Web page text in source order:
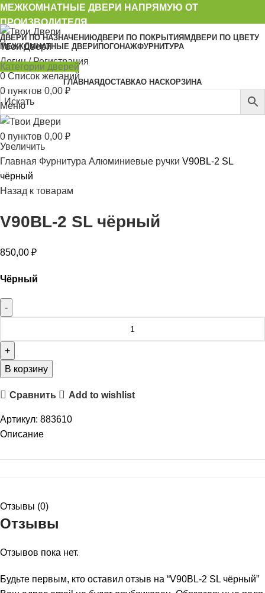
МЕЖКОМНАТНЫЕ ДВЕРИ НАПРЯМУЮ ОТ
ПРОИЗВОДИТЕЛЯ
ДВЕРИ ПО НАЗНАЧЕНИЮДВЕРИ ПО ПОКРЫТИЯМДВЕРИ ПО ЦВЕТУ
МЕЖКОМНАТНЫЕ ДВЕРИ ПОГОНАЖФУРНИТУРА
Твои Двери
Логин / Регистрация
0 Список желаний
0пунктов 0,00₽
Меню
0 пунктов 0,00 ₽
Категории дверей
ГЛАВНАЯДОСТАВКАО НАСКОРЗИНА
Увеличить
Главная Фурнитура Алюминиевые ручки V90BL-2 SL
чёрный
Назад к товарам
V90BL-2 SL чёрный
850,00 ₽
Чёрный
В корзину
Сравнить Add to wishlist
Артикул: 883610
Описание
Отзывы (0)
Отзывы
Отзывов пока нет.
Будьте первым, кто оставил отзыв на “V90BL-2 SL чёрный”